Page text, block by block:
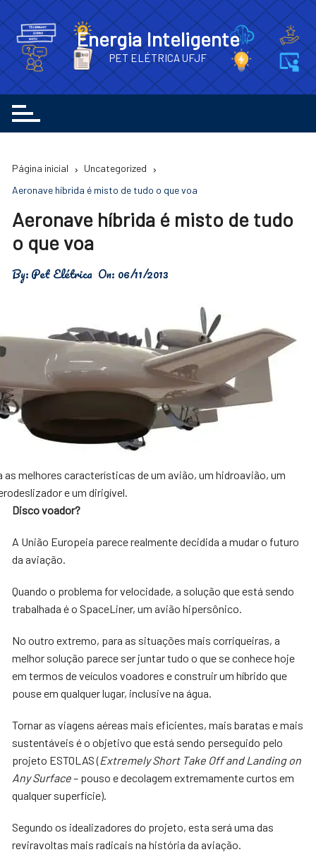
para
o
conteúdo
Energia Inteligente
PET ELÉTRICA UFJF
Página inicial
Uncategorized
Aeronave híbrida é misto de tudo o que voa
Aeronave híbrida é misto de tudo
o que voa
By:Pet Elétrica On: 06/11/2013
as melhores características de um avião, um hidroavião, um
e um dirigível.
Disco voador?
A União Europeia parece realmente decidida a mudar o futuro
da aviação.
Quando o problema for velocidade, a solução que está sendo
trabalhada é o SpaceLiner, um avião hipersônico.
No outro extremo, para as situações mais corriqueiras, a
melhor solução parece ser juntar tudo o que se conhece hoje
em termos de veículos voadores e construir um híbrido que
pouse em qualquer lugar, inclusive na água.
Tornar as viagens aéreas mais eficientes, mais baratas e mais
sustentáveis é o objetivo que está sendo perseguido pelo
projeto ESTOLAS (Extremely Short Take Off and Landing on
Any Surface– pouso e decolagem extremamente curtos em
qualquer superfície).
Segundo os idealizadores do projeto, esta será uma das
reviravoltas mais radicais na história da aviação.